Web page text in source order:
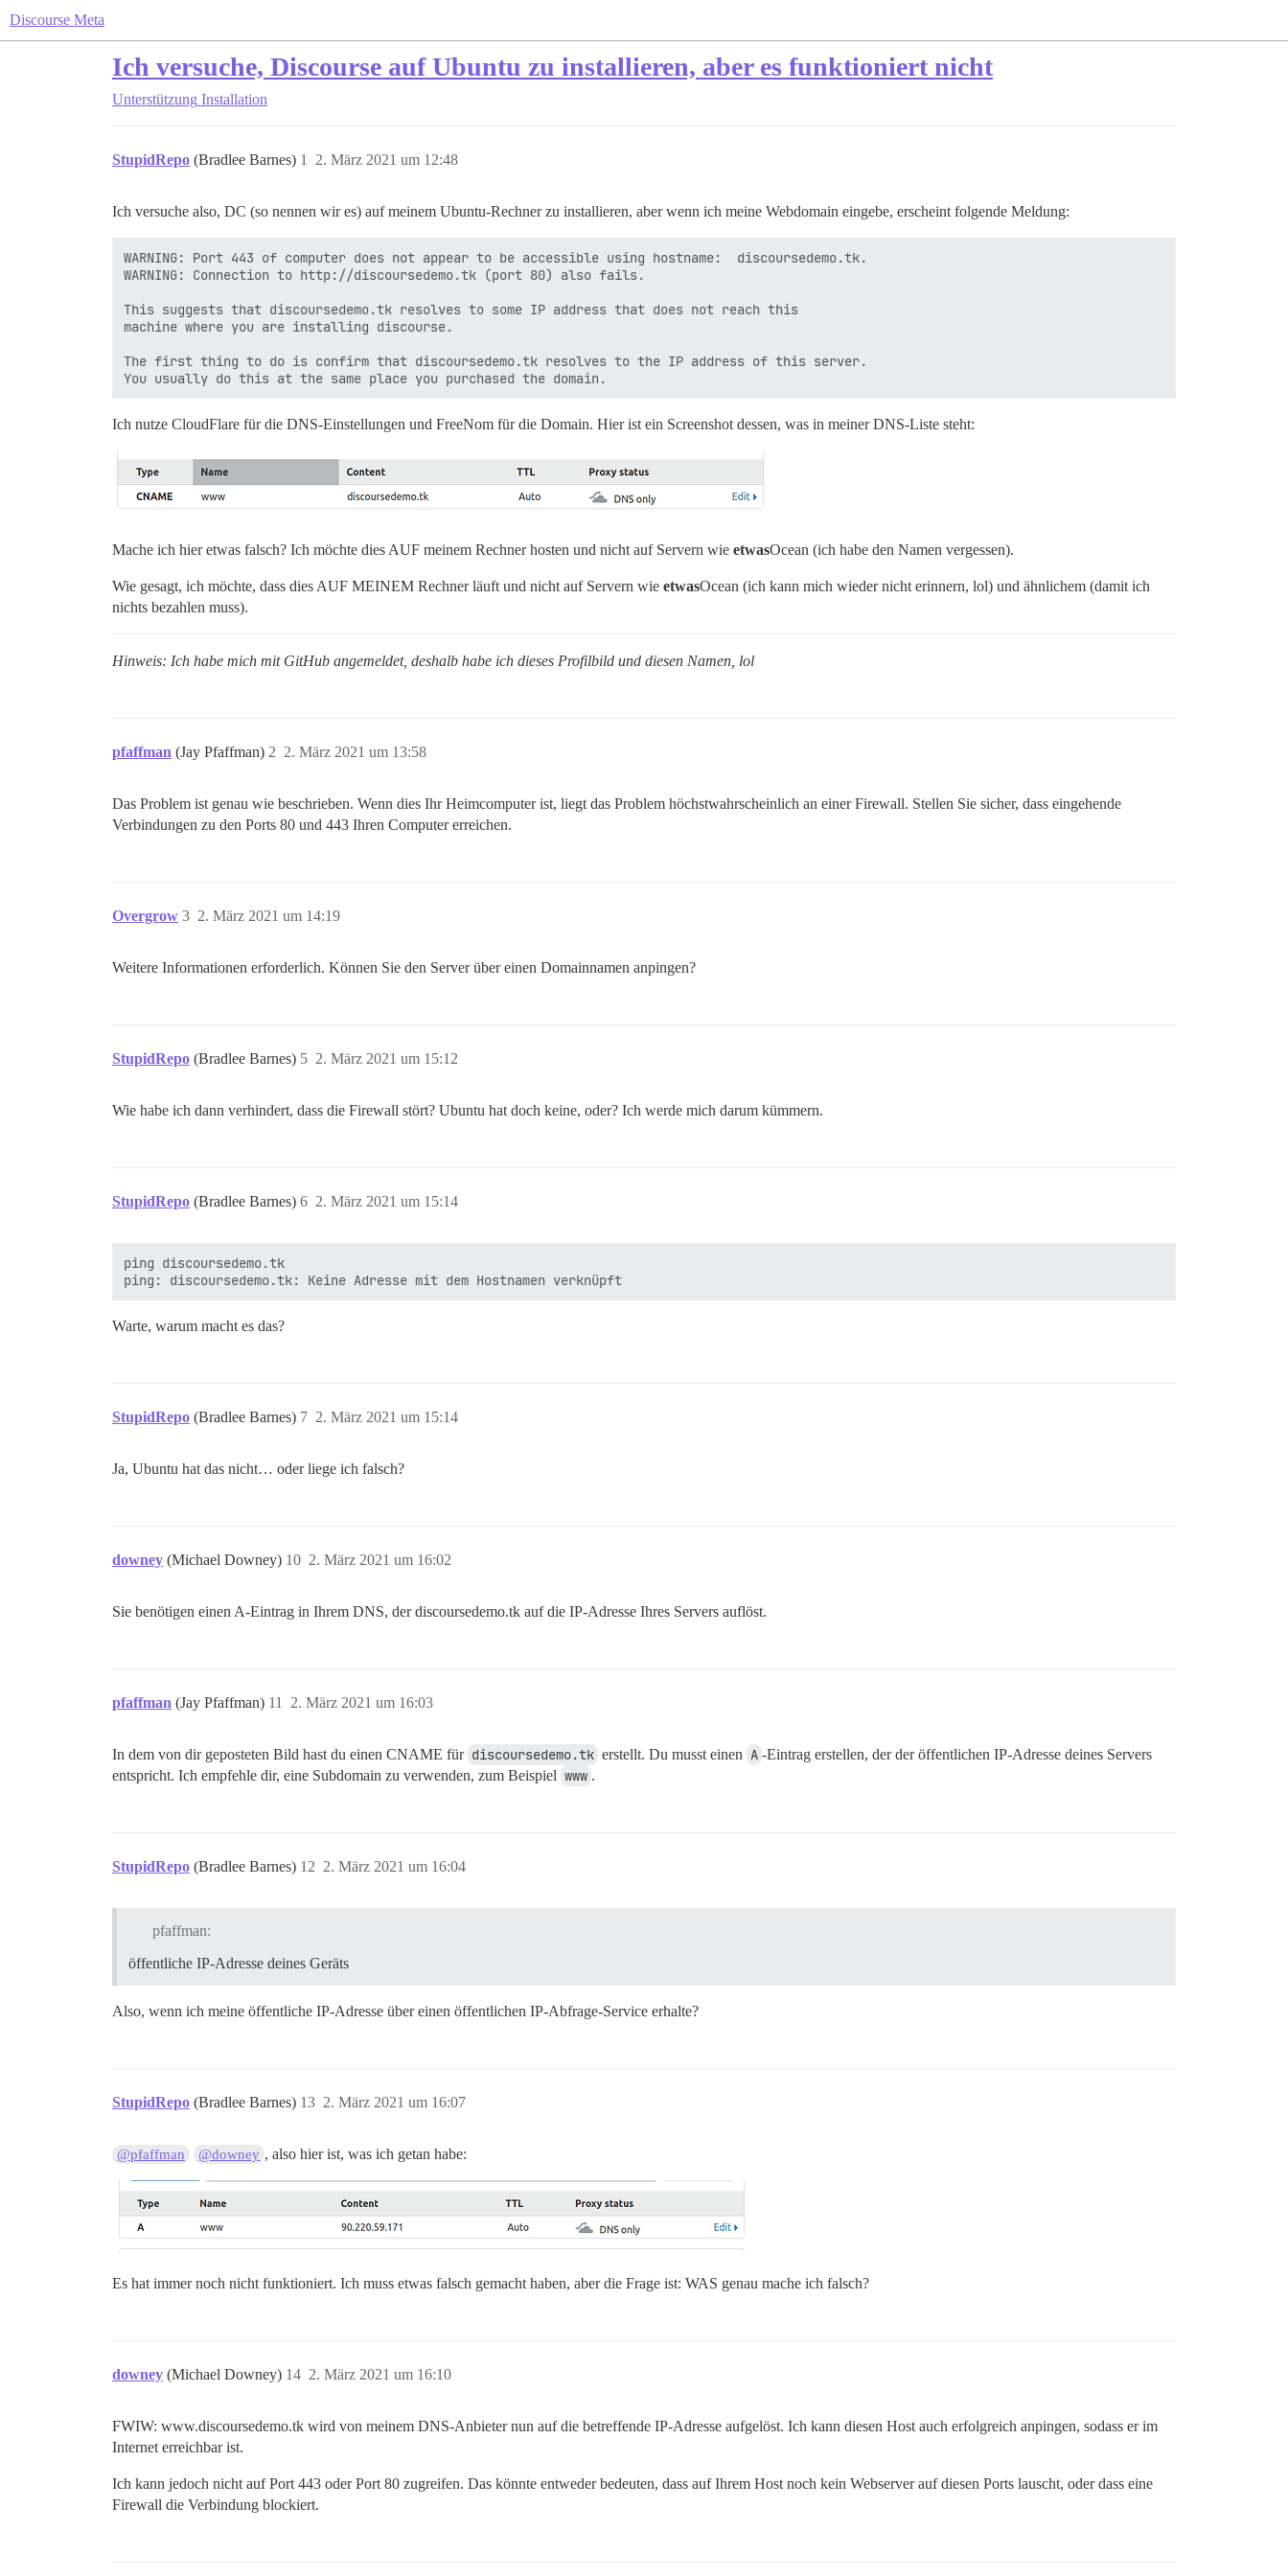
Discourse Meta
Ich versuche, Discourse auf Ubuntu zu installieren, aber es funktioniert nicht
Unterstützung Installation
StupidRepo (Bradlee Barnes) 2. März 2021 um 12:48
1
Ich versuche also, DC (so nennen wir es) auf meinem Ubuntu-Rechner zu installieren, aber wenn ich meine Webdomain eingebe, erscheint folgende Meldung:
WARNING: Port 443 of computer does not appear to be accessible using hostname:  discoursedemo.tk.
WARNING: Connection to http://discoursedemo.tk (port 80) also fails.
This suggests that discoursedemo.tk resolves to some IP address that does not reach this
machine where you are installing discourse.
The first thing to do is confirm that discoursedemo.tk resolves to the IP address of this server.
Ich nutze CloudFlare für die DNS-Einstellungen und FreeNom für die Domain. Hier ist ein Screenshot dessen, was in meiner DNS-Liste steht:
Mache ich hier etwas falsch? Ich möchte dies AUF meinem Rechner hosten und nicht auf Servern wie etwasOcean (ich habe den Namen vergessen).
Wie gesagt, ich möchte, dass dies AUF MEINEM Rechner läuft und nicht auf Servern wie etwasOcean (ich kann mich wieder nicht erinnern, lol) und ähnlichem (damit ich
nichts bezahlen muss).
Hinweis: Ich habe mich mit GitHub angemeldet, deshalb habe ich dieses Profilbild und diesen Namen, lol
pfaffman (Jay Pfaffman) 2. März 2021 um 13:58
2
Das Problem ist genau wie beschrieben. Wenn dies Ihr Heimcomputer ist, liegt das Problem höchstwahrscheinlich an einer Firewall. Stellen Sie sicher, dass eingehende
Verbindungen zu den Ports 80 und 443 Ihren Computer erreichen.
Overgrow 2. März 2021 um 14:19
3
Weitere Informationen erforderlich. Können Sie den Server über einen Domainnamen anpingen?
StupidRepo (Bradlee Barnes) 2. März 2021 um 15:12
5
Wie habe ich dann verhindert, dass die Firewall stört? Ubuntu hat doch keine, oder? Ich werde mich darum kümmern.
StupidRepo (Bradlee Barnes) 2. März 2021 um 15:14
6
ping discoursedemo.tk
Warte, warum macht es das?
StupidRepo (Bradlee Barnes) 2. März 2021 um 15:14
7
Ja, Ubuntu hat das nicht… oder liege ich falsch?
downey (Michael Downey) 2. März 2021 um 16:02
10
Sie benötigen einen A-Eintrag in Ihrem DNS, der discoursedemo.tk auf die IP-Adresse Ihres Servers auflöst.
pfaffman (Jay Pfaffman) 2. März 2021 um 16:03
11
In dem von dir geposteten Bild hast du einen CNAME für discoursedemo.tk erstellt. Du musst einen A -Eintrag erstellen, der der öffentlichen IP-Adresse deines Servers
entspricht. Ich empfehle dir, eine Subdomain zu verwenden, zum Beispiel www .
StupidRepo (Bradlee Barnes) 2. März 2021 um 16:04
12
pfaffman:
öffentliche IP-Adresse deines Geräts
Also, wenn ich meine öffentliche IP-Adresse über einen öffentlichen IP-Abfrage-Service erhalte?
StupidRepo (Bradlee Barnes) 2. März 2021 um 16:07
13
@pfaffman @downey , also hier ist, was ich getan habe:
Es hat immer noch nicht funktioniert. Ich muss etwas falsch gemacht haben, aber die Frage ist: WAS genau mache ich falsch?
downey (Michael Downey) 2. März 2021 um 16:10
14
FWIW: www.discoursedemo.tk wird von meinem DNS-Anbieter nun auf die betreffende IP-Adresse aufgelöst. Ich kann diesen Host auch erfolgreich anpingen, sodass er im
Internet erreichbar ist.
Ich kann jedoch nicht auf Port 443 oder Port 80 zugreifen. Das könnte entweder bedeuten, dass auf Ihrem Host noch kein Webserver auf diesen Ports lauscht, oder dass eine
Firewall die Verbindung blockiert.